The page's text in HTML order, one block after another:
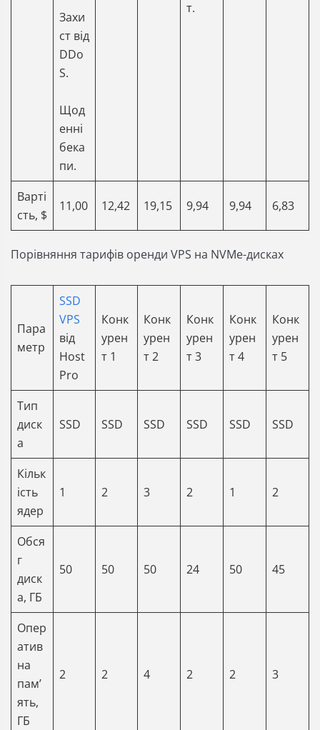
Захи
ст від
DDo
S.
Щод
енні
бека
пи.
т.
Варті
сть, $
11,00 12,42 19,15 9,94 9,94 6,83
Порівняння тарифів оренди VPS на NVMe-дисках
Пара
метр
SSD
VPS
від
Host
Pro
Конк
урен
т 1
Конк
урен
т 2
Конк
урен
т 3
Конк
урен
т 4
Конк
урен
т 5
Тип
диск
а
SSD SSD SSD SSD SSD SSD
Кільк
ість
ядер
1 2 3 2 1 2
Обся
г
диск
а, ГБ
50 50 50 24 50 45
Опер
атив
на
памʼ
ять,
ГБ
2 2 4 2 2 3